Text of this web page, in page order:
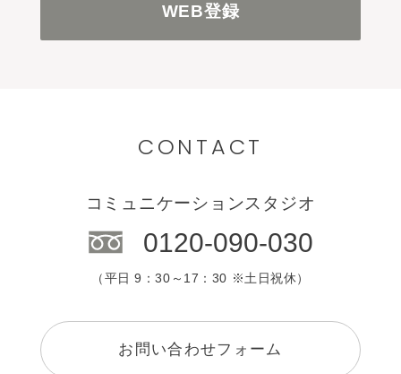
WEB登録
CONTACT
コミュニケーションスタジオ
0120-090-030
（平日 9：30～17：30 ※土日祝休）
お問い合わせフォーム